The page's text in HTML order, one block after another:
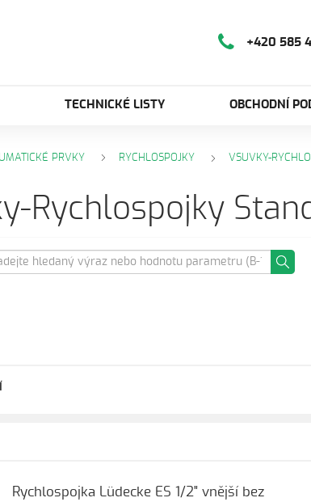
+420 585
TECHNICKÉ LISTY OBCHODNÍ
PRVKY RYCHLOSPOJKY VSUVKY-
Rychlospojky
Rychlospojka Lüdecke ES 1/2" vnější bez